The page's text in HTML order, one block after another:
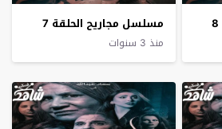
مسلسل مجاريح الحلقة 7
منذ 3 سنوات